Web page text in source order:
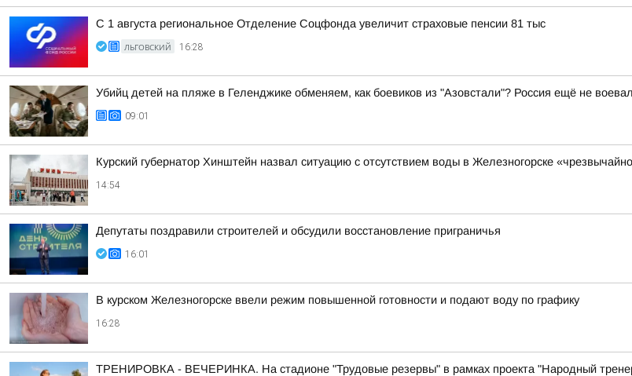
С 1 августа региональное Отделение Соцфонда увеличит страховые пенсии 81 тыс
ЛЬГОВСКИЙ 16:28
Убийц детей на пляже в Геленджике обменяем, как боевиков из "Азовстали"? Россия ещё не
09:01
Курский губернатор Хинштейн назвал ситуацию с отсутствием воды в Железногорске
14:54
Депутаты поздравили строителей и обсудили восстановление приграничья
16:01
В курском Железногорске ввели режим повышенной готовности и подают воду по графику
16:28
ТРЕНИРОВКА - ВЕЧЕРИНКА. На стадионе "Трудовые резервы" в рамках проекта "Народный